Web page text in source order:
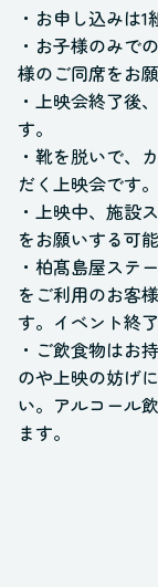
・お申し込みは1
・お子様のみで
様のご同席をお
・上映会終了後
す。
・靴を脱いで、
だく上映会です。
・上映中、施設
をお願いする可
・柏髙島屋ステ
をご利用のお客
す。イベント終
・ご飲食物はお
のや上映の妨げ
い。アルコール
ます。